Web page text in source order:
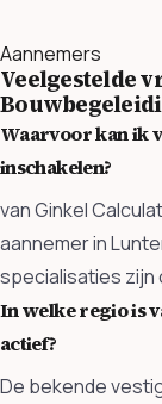
Aannemers
Veelgestelde
Waarvoor kan ik
inschakelen?
van Ginkel
aannemer in
specialisaties zijn
In welke regio is
actief?
De bekende